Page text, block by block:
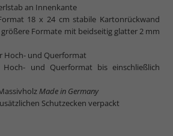
an Innenkante
18 x 24 cm stabile Kartonrückwand
Formate mit beidseitig glatter 2 mm
Hoch- und Querformat
Hoch- und Querformat bis einschließlich
Made in Germany
Schutzecken verpackt